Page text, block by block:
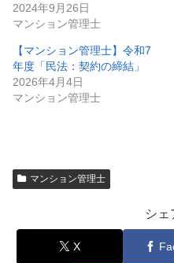
2024年9月26日
マンション管理士
【マンション管理士】令和7
年度「民法：契約の締結」
2026年4月4日
マンション管理士
マンション管理士
シェ
X